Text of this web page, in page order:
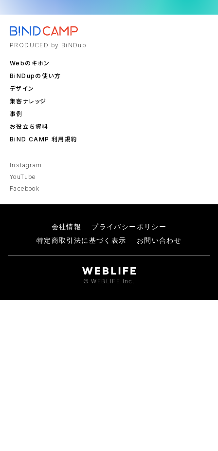
PRODUCED by BiNDup
Webのキホン
BiNDupの使い方
デザイン
集客ナレッジ
事例
お役立ち資料
BiND CAMP 利用規約
Instagram
YouTube
Facebook
会社情報
プライバシーポリシー
特定商取引法に基づく表示
お問い合わせ
© WEBLIFE Inc.